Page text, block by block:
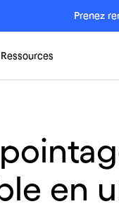
Prenez
Ressources
en